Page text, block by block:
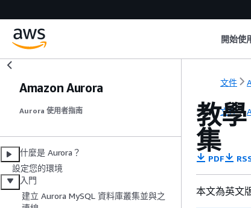
開始使
Amazon Aurora
Aurora 使用者指南
什麼是 Aurora？
設定您的環境
入門
建立 Aurora MySQL 資料庫叢集並與之
文件
文件
教
集
PDF
本文為英文